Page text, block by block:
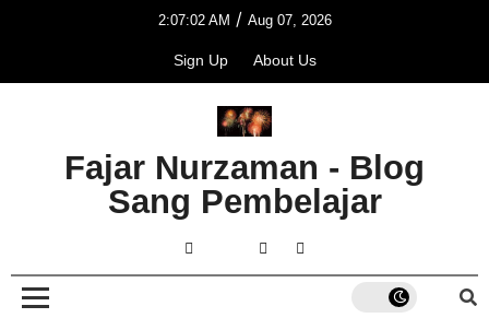
2:07:02 AM / Aug 07, 2026
Sign Up About Us
Fajar Nurzaman - Blog
Sang Pembelajar